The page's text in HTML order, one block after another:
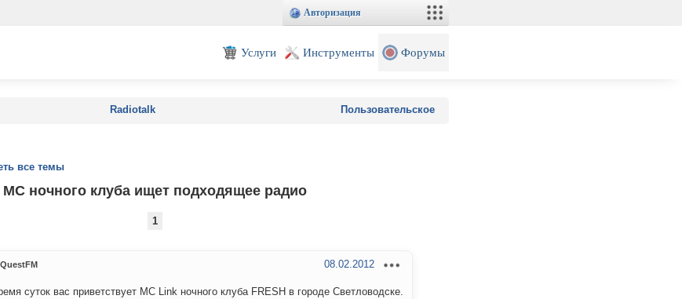
Авторизация
Услуги Инструменты Форумы
Radiotalk Пользовательское
все темы
МС ночного клуба ищет подходящее радио
1
08.02.2012
суток вас приветствует MC Link ночного клуба FRESH в городе Светловодске.